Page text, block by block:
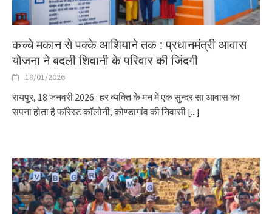
कच्चे मकान से पक्के आशियाने तक : प्रधानमंत्री आवास
योजना ने बदली शिवानी के परिवार की जिंदगी
18/01/2026
रायपुर, 18 जनवरी 2026 : हर व्यक्ति के मन में एक सुन्दर सा आवास का
सपना होता है फॉरेस्ट कॉलोनी, कोण्डागांव की निवासी [...]